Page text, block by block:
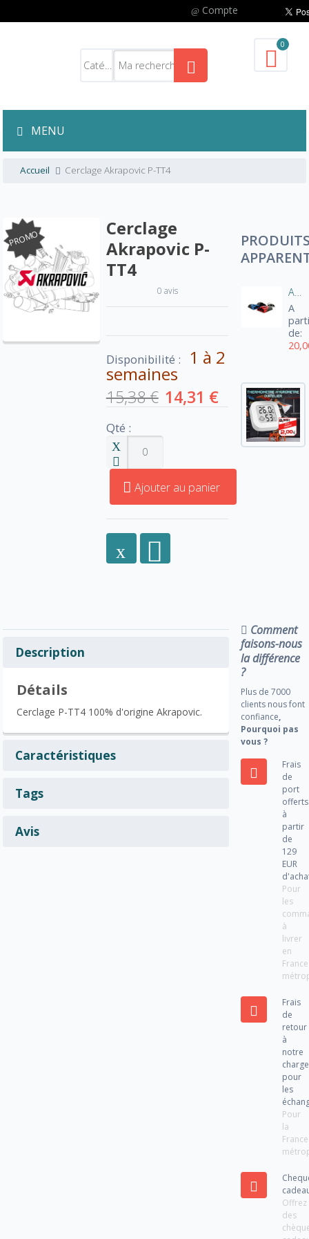
Compte
0
MENU
Accueil Cerclage Akrapovic P-TT4
PROMO
Cerclage
Akrapovic P-
TT4
0 avis
Disponibilité : 1 à 2
semaines
15,38 € 14,31 €
Qté :
Ajouter au panier
Aération manche blouson moto
A
de:
Description
Détails
Cerclage P-TT4 100% d'origine Akrapovic.
Caractéristiques
Tags
Avis
Comment
faisons-nous
la différence
?
Plus de 7000
clients nous font
confiance,
Pourquoi pas
vous ?
Frais
de
port
offerts
à
partir
de
129
EUR
Pour
les
à
livrer
en
France
Frais
de
retour
à
notre
charge
pour
les
Pour
la
France
Offrez
des